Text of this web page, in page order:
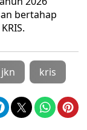
bertahap
jkn kris